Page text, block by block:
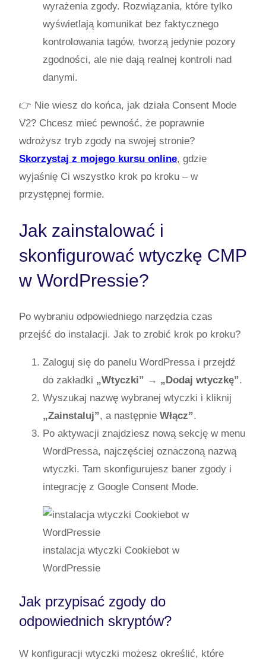
wyrażenia zgody. Rozwiązania, które tylko
wyświetlają komunikat bez faktycznego
kontrolowania tagów, tworzą jedynie pozory
zgodności, ale nie dają realnej kontroli nad
danymi.
👉 Nie wiesz do końca, jak działa Consent Mode
V2? Chcesz mieć pewność, że poprawnie
wdrożysz tryb zgody na swojej stronie?
Skorzystaj z mojego kursu online, gdzie
wyjaśnię Ci wszystko krok po kroku – w
przystępnej formie.
Jak zainstalować i
skonfigurować wtyczkę CMP
w WordPressie?
Po wybraniu odpowiedniego narzędzia czas
przejść do instalacji. Jak to zrobić krok po kroku?
Zaloguj się do panelu WordPressa i przejdź
do zakładki „Wtyczki” → „Dodaj wtyczkę”.
Wyszukaj nazwę wybranej wtyczki i kliknij
„Zainstaluj”, a następnie Włącz”.
Po aktywacji znajdziesz nową sekcję w menu
WordPressa, najczęściej oznaczoną nazwą
wtyczki. Tam skonfigurujesz baner zgody i
integrację z Google Consent Mode.
instalacja wtyczki Cookiebot w
WordPressie
Jak przypisać zgody do
odpowiednich skryptów?
W konfiguracji wtyczki możesz określić, które